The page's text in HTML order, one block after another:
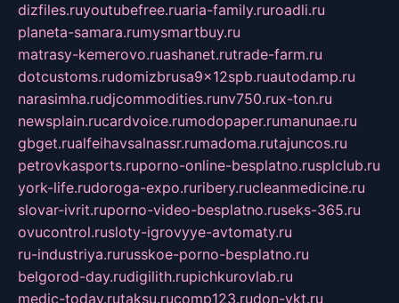
dizfiles.ruyoutubefree.ruaria-family.ruroadli.ru
planeta-samara.rumysmartbuy.ru
matrasy-kemerovo.ruashanet.rutrade-farm.ru
dotcustoms.rudomizbrusa9x12spb.ruautodamp.ru
narasimha.rudjcommodities.runv750.rux-ton.ru
newsplain.rucardvoice.rumodopaper.rumanunae.ru
gbget.rualfeihavsalnassr.rumadoma.rutajuncos.ru
petrovkasports.ruporno-online-besplatno.rusplclub.ru
york-life.rudoroga-expo.ruribery.rucleanmedicine.ru
slovar-ivrit.ruporno-video-besplatno.ruseks-365.ru
ovucontrol.rusloty-igrovyye-avtomaty.ru
ru-industriya.rurusskoe-porno-besplatno.ru
belgorod-day.rudigilith.rupichkurovlab.ru
medic-today.rutaksu.rucomp123.rudon-ykt.ru